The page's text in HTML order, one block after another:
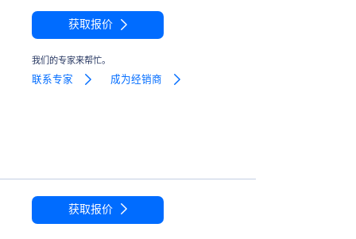
获取报价
我们的专家来帮忙。
联系专家 成为经销商
获取报价